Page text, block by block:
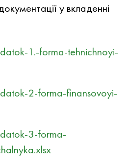
у вкладеннi
1.-forma-tehnichnoyi-
2-forma-finansovoyi-
3-forma-